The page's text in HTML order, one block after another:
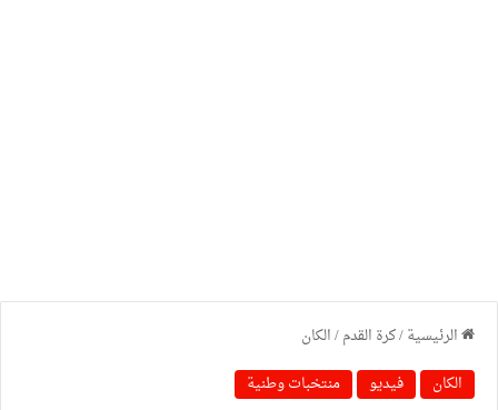
الرئيسية/كرة القدم/الكان
الكان
فيديو منتخبات وطنية